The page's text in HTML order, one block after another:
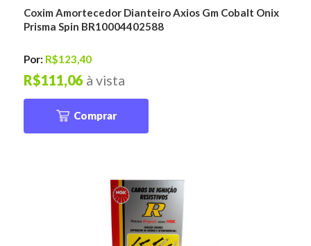
Coxim Amortecedor Dianteiro Axios Gm Cobalt Onix
Prisma Spin BR10004402588
Por: R$123,40
à vista
R$111,06
Comprar